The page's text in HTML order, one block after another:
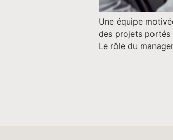
Une équipe
des projets portés
Le rôle du